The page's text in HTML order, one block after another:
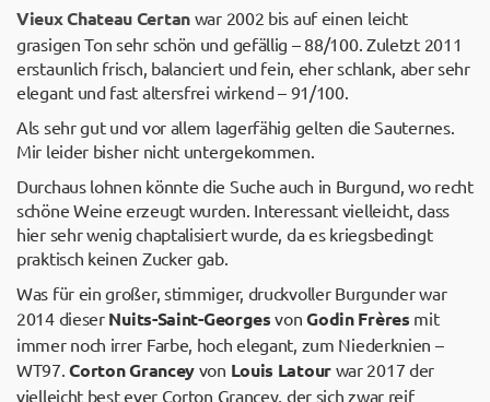
Vieux Chateau Certan war 2002 bis auf einen leicht
grasigen Ton sehr schön und gefällig – 88/100. Zuletzt 2011
erstaunlich frisch, balanciert und fein, eher schlank, aber sehr
elegant und fast altersfrei wirkend – 91/100.
Als sehr gut und vor allem lagerfähig gelten die Sauternes.
Mir leider bisher nicht untergekommen.
Durchaus lohnen könnte die Suche auch in Burgund, wo recht
schöne Weine erzeugt wurden. Interessant vielleicht, dass
hier sehr wenig chaptalisiert wurde, da es kriegsbedingt
praktisch keinen Zucker gab.
Was für ein großer, stimmiger, druckvoller Burgunder war
2014 dieser Nuits-Saint-GeorgesvonGodin Frères mit
immer noch irrer Farbe, hoch elegant, zum Niederknien –
WT97.Corton Grancey von Louis Latourwar 2017 der
vielleicht best ever Corton Grancey, der sich zwar reif